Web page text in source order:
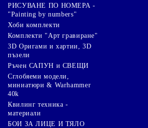
РИСУВАНЕ ПО НОМЕРА -
"Painting by numbers"
Хоби комплекти
Комплекти "Арт гравиране"
3D Оригами и хартии, 3D
пъзели
Ръчен САПУН и СВЕЩИ
Сглобяеми модели,
миниатюри & Warhammer
40k
Квилинг техника -
материали
БОИ ЗА ЛИЦЕ И ТЯЛО